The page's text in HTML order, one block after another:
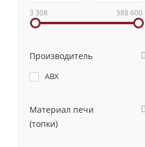
3 308 388 600
Производитель
ABX
Материал печи
(топки)